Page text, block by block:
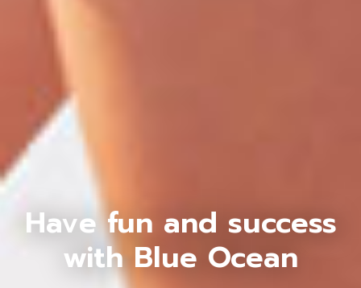
Have fun and success
with Blue Ocean